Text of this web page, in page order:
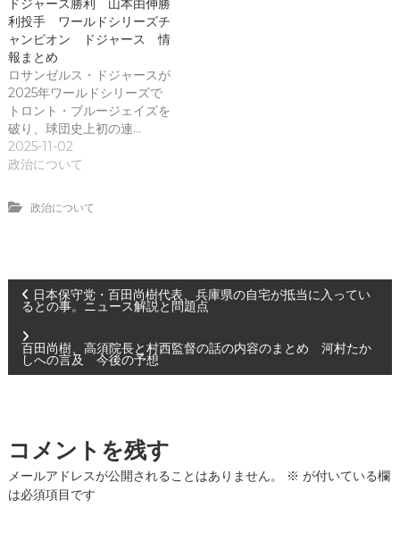
ドジャース勝利 山本由伸勝
利投手 ワールドシリーズチ
ャンピオン ドジャース 情
報まとめ
ロサンゼルス・ドジャースが
2025年ワールドシリーズで
トロント・ブルージェイズを
破り、球団史上初の連…
2025-11-02
政治について
政治について
投
稿
ナ
ゲ
ー
日本保守党・百田尚樹代表、兵庫県の自宅が抵当に入ってい
るとの事。ニュース解説と問題点
百田尚樹、高須院長と村西監督の話の内容のまとめ 河村たか
しへの言及 今後の予想
コメントを残す
メールアドレスが公開されることはありません。 ※ が付いている欄
は必須項目です